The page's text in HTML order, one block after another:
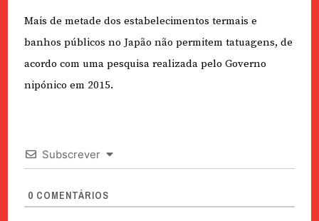
Mais de metade dos estabelecimentos termais e
banhos públicos no Japão não permitem tatuagens, de
acordo com uma pesquisa realizada pelo Governo
nipónico em 2015.
Subscrever
0 COMENTÁRIOS